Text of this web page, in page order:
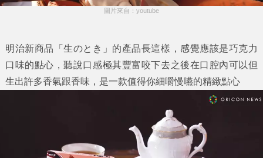
圖片來自：youtube
明治新商品「生のとき」的產品長這樣，感覺應該是巧克力
口味的點心，聽說口感極其豐富咬下去之後在口腔內可以但
生出許多香氣跟香味，是一款值得你細嚼慢嚥的精緻點心